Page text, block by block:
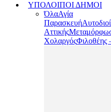
ΥΠΟΛΟΙΠΟΙ ΔΗΜΟΙ
ΌλαΑγία
Παρασκευή
Αττικής
ΧολαργόςΦιλοθέης